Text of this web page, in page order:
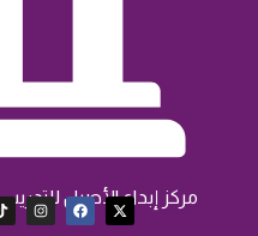
مركز إبداع الأصيل للتدريب